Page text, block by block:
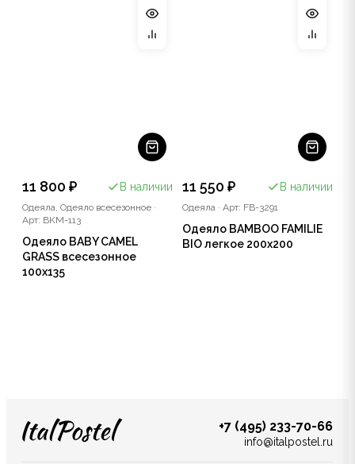
11 800 ₽ В наличии
Одеяла, Одеяло всесезонное ·
Арт: BKM-113
Одеяло BABY CAMEL
GRASS всесезонное
100x135
11 550 ₽ В наличии
Одеяла · Арт: FB-3291
Одеяло BAMBOO FAMILIE
BIO легкое 200x200
+7 (495) 233-70-66
info@italpostel.ru